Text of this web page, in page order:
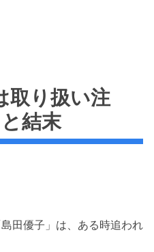
取り扱い注
結末
田優子」は、ある時追われ